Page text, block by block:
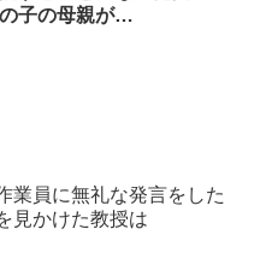
の子の母親が…
業員に無礼な発言をした
見かけた教授は